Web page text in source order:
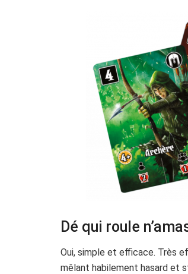
Dé qui roule
Oui, simple et efficace. Très
mêlant habilement hasard et